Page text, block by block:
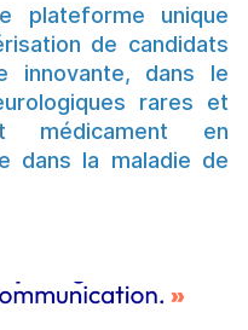
plateforme unique
de candidats
innovante, dans le
rares et
médicament en
dans la maladie de